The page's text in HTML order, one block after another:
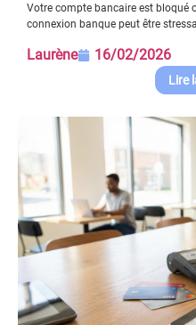
Votre compte bancaire est bloqué
connexion banque peut être
Laurène 16/02/2026
Lire